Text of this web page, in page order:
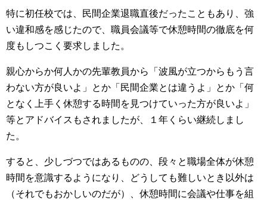
特に初任校では、民間企業退職直後だったこともあり、強
い違和感を感じたので、職員会議等で休憩時間の徹底を何
度もしつこく要求しました。
親心からか何人かの先輩教員から「波風が立つからもう言
わない方が良いよ」とか「民間企業とは違うよ」とか「何
となく上手く休憩する時間を見つけていった方が良いよ」
等とアドバイスもされましたが、１年くらい継続しまし
た。
すると、少しづつではあるものの、段々と職場全体が休憩
時間を意識するようになり、どうしても難しいとき以外は
（それでもおかしいのだが）、休憩時間に会議や仕事を組